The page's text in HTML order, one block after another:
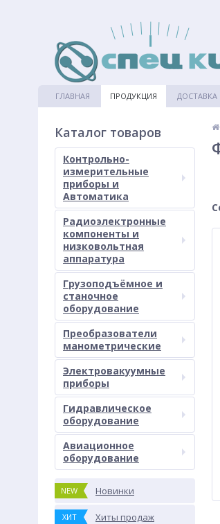
ГЛАВНАЯ ПРОДУКЦИЯ ДОСТАВКА
Каталог товаров
Контрольно-
измерительные
приборы и
Автоматика
Радиоэлектронные
компоненты и
низковольтная
аппаратура
Грузоподъёмное и
станочное
оборудование
Преобразователи
манометрические
Электровакуумные
приборы
Гидравлическое
оборудование
Авиационное
оборудование
NEW Новинки
ХИТ Хиты продаж